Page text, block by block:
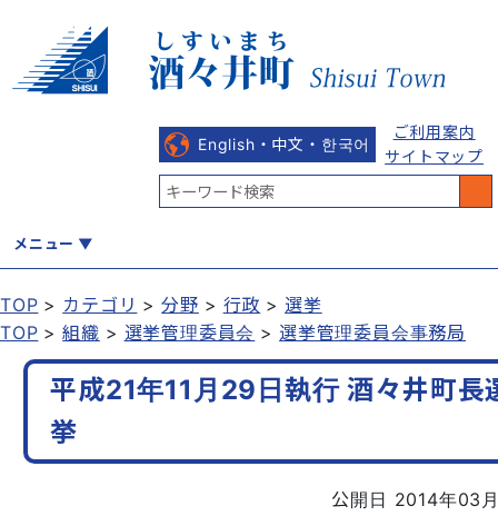
English・中文・한국어
ご利用案内
サイトマップ
メニュー
くらし 健康・福祉 教育・文化 観光・魅力 産業・しごと
行政
TOP カテゴリ 分野 行政
選挙
TOP
組織 選挙管理委員会 選挙管理委員会事務局
平成21年11月29日執行 酒々井町長
挙
公開日 2014年03